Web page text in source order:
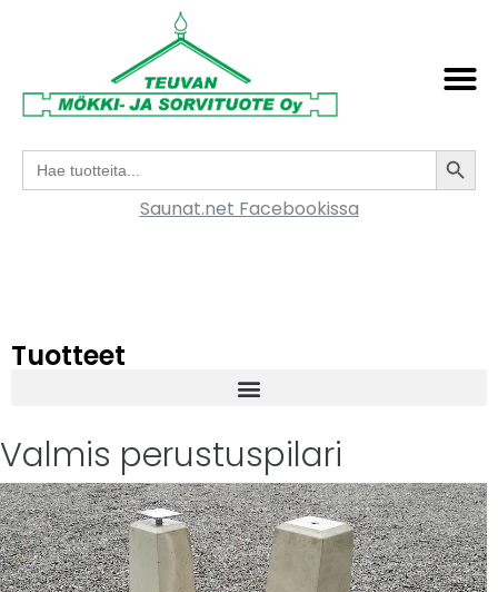
Search
for:
Saunat.net Facebookissa
Tuotteet
Valmis perustuspilari